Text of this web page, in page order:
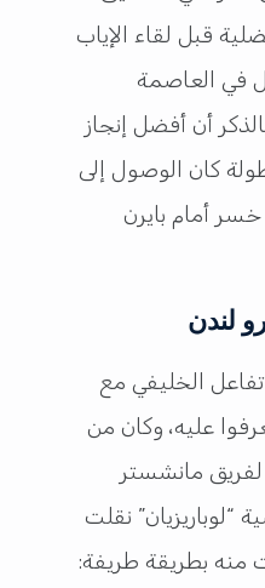
قبل لقاء الإياب
في العاصمة
أن أفضل إنجاز
كان الوصول إلى
2020، حين خسر أمام بايرن
لندن
الخليفي مع
عليه، وكان من
مانشستر
“لوباريزيان” نقلت
بطريقة طريفة: